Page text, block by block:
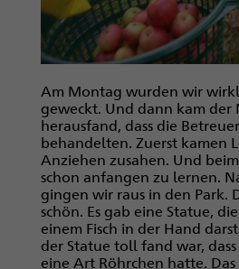
Am Montag wurden wir
geweckt. Und dann kam der
herausfand, dass die
behandelten. Zuerst kamen
Anziehen zusahen. Und
schon anfangen zu lernen.
gingen wir raus in den Park.
schön. Es gab eine Statue,
einem Fisch in der Hand
der Statue toll fand war,
eine Art Röhrchen hatte. Das